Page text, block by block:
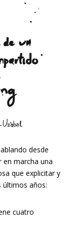
desde
en marcha una
que explicitar y
últimos años:
cuatro